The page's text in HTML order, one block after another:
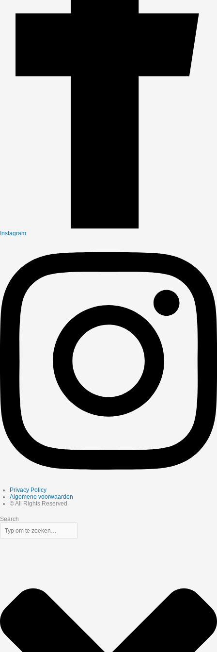
Instagram
Privacy Policy
Algemene voorwaarden
© All Rights Reserved
Search